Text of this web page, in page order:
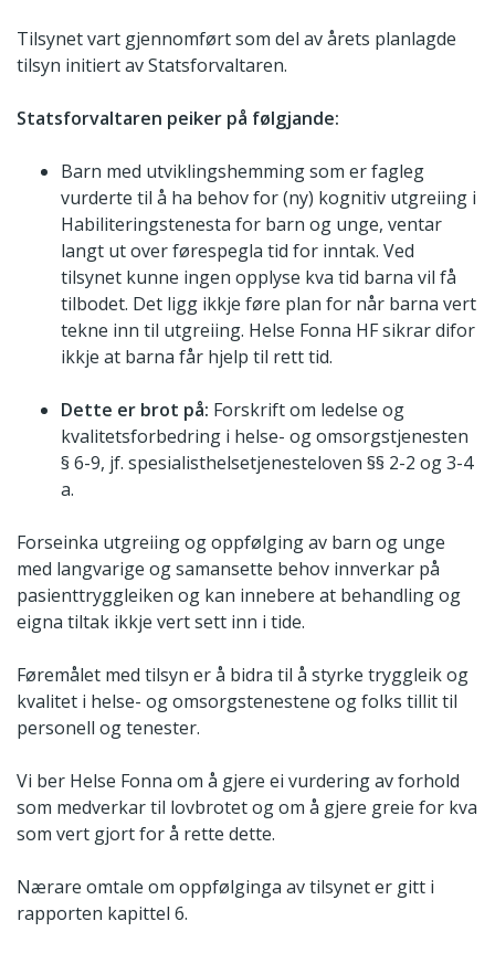
Tilsynet vart gjennomført som del av årets planlagde
tilsyn initiert av Statsforvaltaren.
Statsforvaltaren peiker på følgjande:
Barn med utviklingshemming som er fagleg
vurderte til å ha behov for (ny) kognitiv utgreiing i
Habiliteringstenesta for barn og unge, ventar
langt ut over førespegla tid for inntak. Ved
tilsynet kunne ingen opplyse kva tid barna vil få
tilbodet. Det ligg ikkje føre plan for når barna vert
tekne inn til utgreiing. Helse Fonna HF sikrar difor
ikkje at barna får hjelp til rett tid.
Dette er brot på: Forskrift om ledelse og
kvalitetsforbedring i helse- og omsorgstjenesten
§ 6-9, jf. spesialisthelsetjenesteloven §§ 2-2 og 3-4
a.
Forseinka utgreiing og oppfølging av barn og unge
med langvarige og samansette behov innverkar på
pasienttryggleiken og kan innebere at behandling og
eigna tiltak ikkje vert sett inn i tide.
Føremålet med tilsyn er å bidra til å styrke tryggleik og
kvalitet i helse- og omsorgstenestene og folks tillit til
personell og tenester.
Vi ber Helse Fonna om å gjere ei vurdering av forhold
som medverkar til lovbrotet og om å gjere greie for kva
som vert gjort for å rette dette.
Nærare omtale om oppfølginga av tilsynet er gitt i
rapporten kapittel 6.